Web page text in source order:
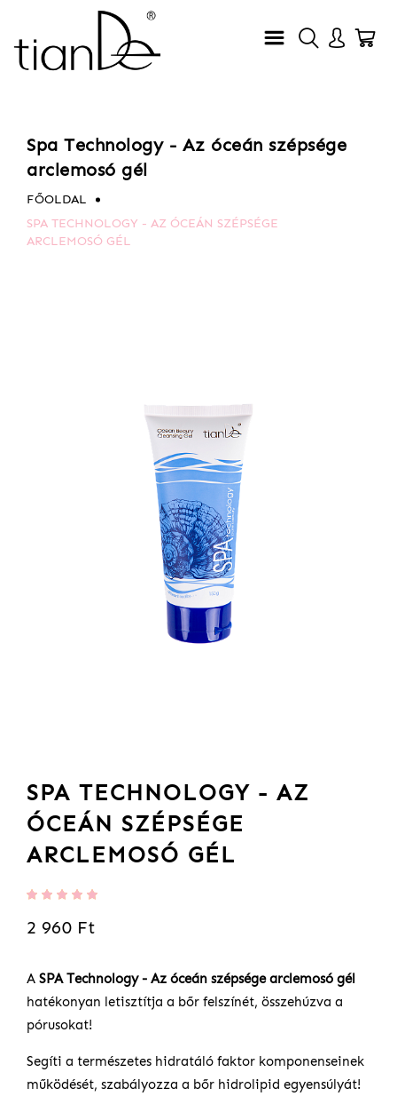
Spa Technology - Az óceán szépsége
arclemosó gél
FŐOLDAL
SPA TECHNOLOGY - AZ ÓCEÁN SZÉPSÉGE
ARCLEMOSÓ GÉL
SPA TECHNOLOGY - AZ
ÓCEÁN SZÉPSÉGE
ARCLEMOSÓ GÉL
Értékelés:
of
2 960 Ft
A SPA Technology - Az óceán szépsége arclemosó gél
hatékonyan letisztítja a bőr felszínét, összehúzva a
pórusokat!
Segíti a természetes hidratáló faktor komponenseinek
működését, szabályozza a bőr hidrolipid egyensúlyát!